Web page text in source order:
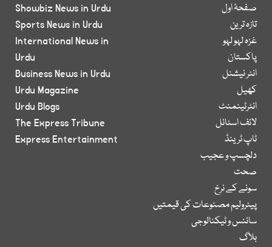
صفحۂ اول
تازہ ترین
غزہ لہو لہو
پاکستان
انٹر نیشنل
کھیل
انٹرٹینمنٹ
لائف اسٹائل
ٹاپ ٹرینڈ
دلچسپ و عجیب
صحت
سونے کے نرخ
پیٹرولیم مصنوعات کی قیمتیں
سائنس و ٹیکنالوجی
بلاگ
Showbiz News in Urdu
Sports News in Urdu
International News in
Urdu
Business News in Urdu
Urdu Magazine
Urdu Blogs
The Express Tribune
Express Entertainment